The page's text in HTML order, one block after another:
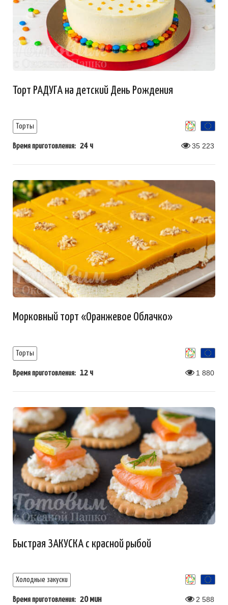
Торт РАДУГА на детский День Рождения
Торты
Время приготовления: 24 ч 35 223
Морковный торт «Оранжевое Облачко»
Торты
Время приготовления: 12 ч 1 880
Быстрая ЗАКУСКА с красной рыбой
Холодные закуски
Время приготовления: 20 мин 2 588